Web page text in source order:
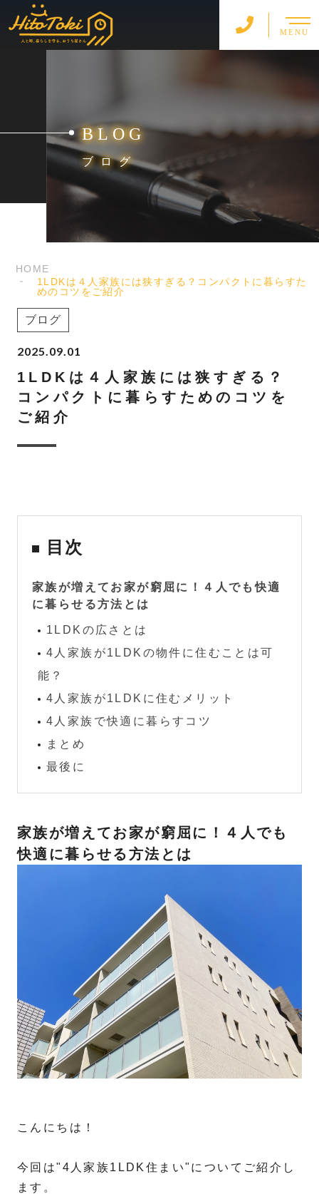
MENU
BLOG
ブログ
HOME
1LDKは４人家族には狭すぎる？コンパクトに暮らすた
めのコツをご紹介
ブログ
2025.09.01
1LDKは４人家族には狭すぎる？
コンパクトに暮らすためのコツを
ご紹介
目次
家族が増えてお家が窮屈に！４人でも快適
に暮らせる方法とは
1LDKの広さとは
4人家族が1LDKの物件に住むことは可
能？
4人家族が1LDKに住むメリット
4人家族で快適に暮らすコツ
まとめ
最後に
家族が増えてお家が窮屈に！４人でも
快適に暮らせる方法とは
こんにちは！
今回は"4人家族1LDK住まい"についてご紹介し
ます。